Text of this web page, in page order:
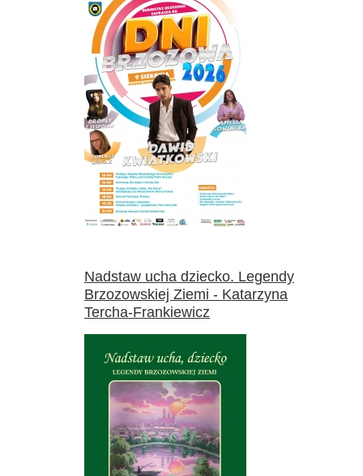
Nadstaw ucha dziecko. Legendy
Brzozowskiej Ziemi - Katarzyna
Tercha-Frankiewicz